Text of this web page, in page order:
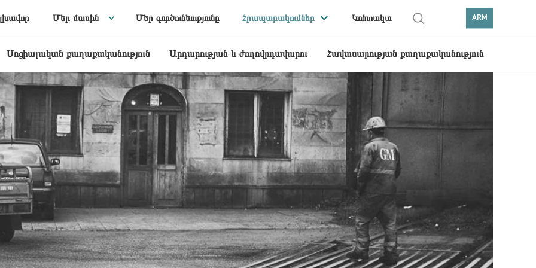
Մեր մասին Մեր գործունեությունը Հրապարակումներ Կոնտակտ ARM
Սոցիալական քաղաքականություն Արդարության և ժողովրդավարու Հավասարության քաղաքականություն